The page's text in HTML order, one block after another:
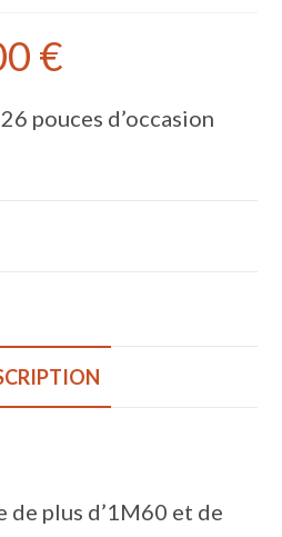
€
pouces d’occasion
de plus d’1M60 et de